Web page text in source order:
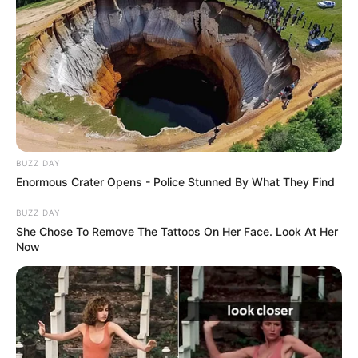
Diese Seite mit Museen und Daueraustellungen zeigt die
Ergebnisse derSuche nach Museen und Ausstellungen in
Deutschland.
Deutschlandweit Veranstaltung kostenlos
eintragen:
Wäre es nicht besser, wenn sich die Präsidenten und
Generäle mit Knüppeln gegenseitig erschlagen würden,
statt mit ihren Herdenarmeen so viele andere Menschen
zu ermorden?
BUZZ DAY
Enormous Crater Opens - Police Stunned By What They Find
BUZZ DAY
She Chose To Remove The Tattoos On Her Face. Look At Her
Now